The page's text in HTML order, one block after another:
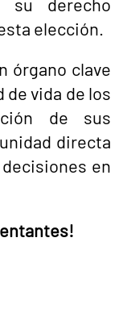
elección.
órgano clave
de vida de los
de sus
directa
en